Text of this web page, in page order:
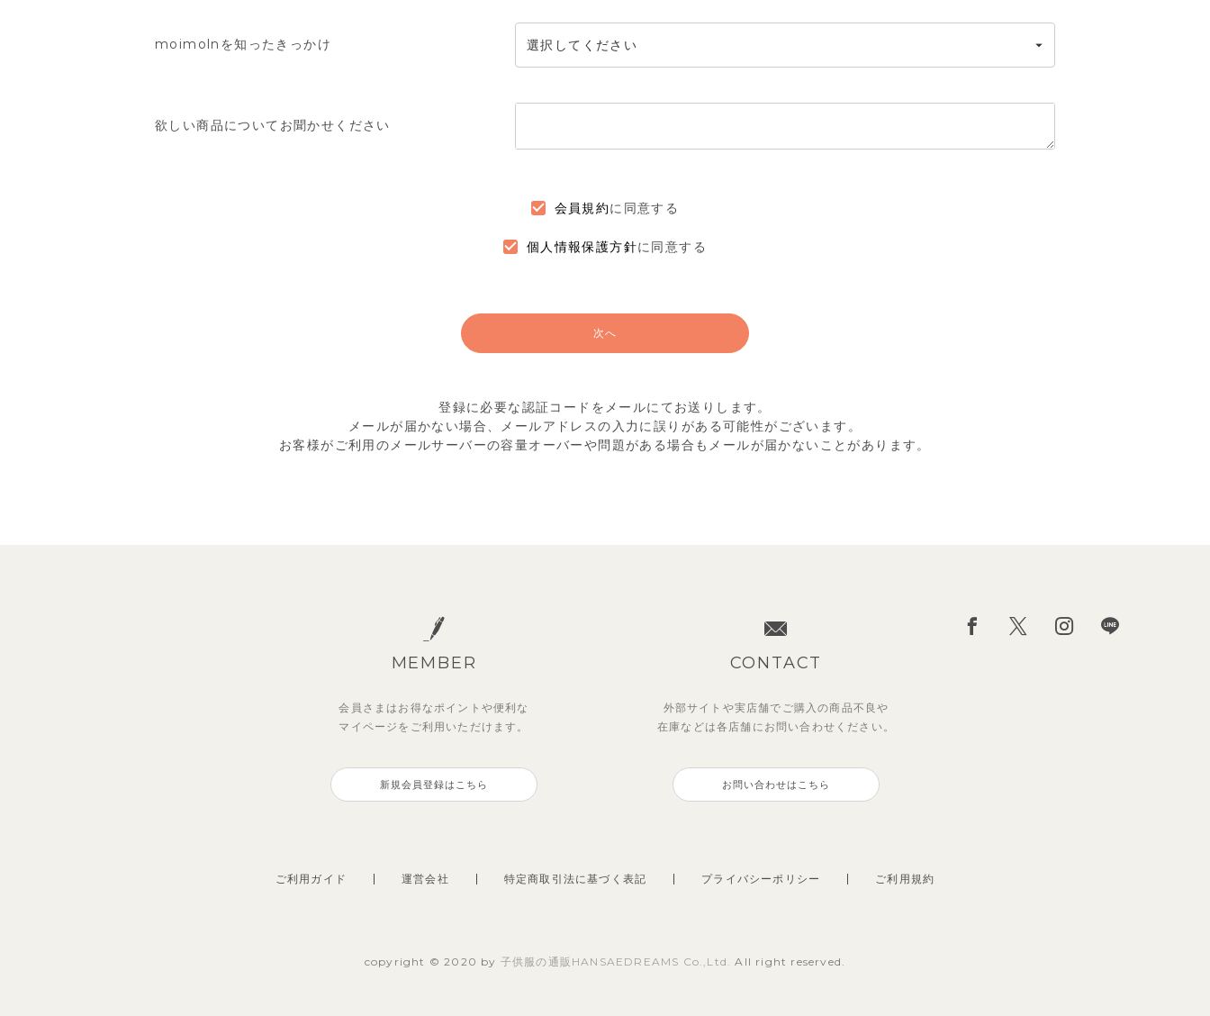
moimolnを知ったきっかけ
欲しい商品についてお聞かせください
会員規約に同意する
個人情報保護方針に同意する
次へ
登録に必要な認証コードをメールにてお送りします。
メールが届かない場合、メールアドレスの入力に誤りがある可能性がございます。
お客様がご利用のメールサーバーの容量オーバーや問題がある場合もメールが届かないことがあります。
MEMBER
会員さまはお得なポイントや便利な
マイページを ご利用いただけます。
新規会員登録はこちら
CONTACT
外部サイトや実店舗でご購入の商品不良や
在庫などは各店舗に お問い合わせください。
お問い合わせはこちら
ご利用ガイド 運営会社 特定商取引法に基づく表記 プライバシーポリシー ご利用規約
copyright © 2020 by 子供服の通販HANSAEDREAMS Co.,Ltd.All right reserved.